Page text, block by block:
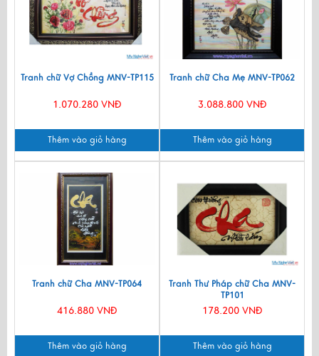
Tranh chữ Vợ Chồng MNV-TP115
1.070.280 VNĐ
Thêm vào giỏ hàng
Tranh chữ Cha Mẹ MNV-TP062
3.088.800 VNĐ
Thêm vào giỏ hàng
Tranh chữ Cha MNV-TP064
416.880 VNĐ
Thêm vào giỏ hàng
Tranh Thư Pháp chữ Cha MNV-
TP101
178.200 VNĐ
Thêm vào giỏ hàng